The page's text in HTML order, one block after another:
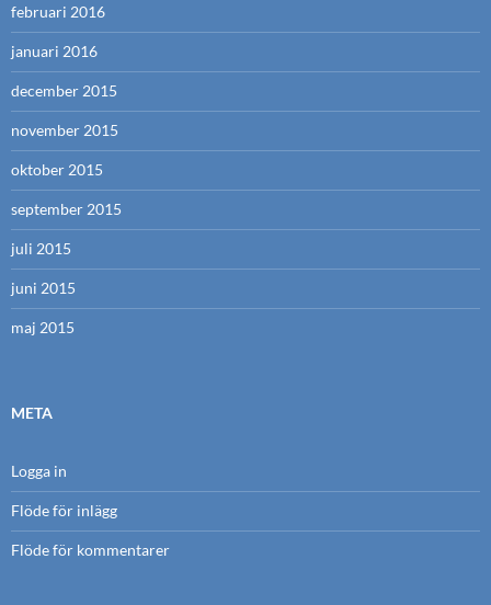
februari 2016
januari 2016
december 2015
november 2015
oktober 2015
september 2015
juli 2015
juni 2015
maj 2015
META
Logga in
Flöde för inlägg
Flöde för kommentarer